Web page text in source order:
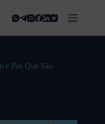
e Por Que São